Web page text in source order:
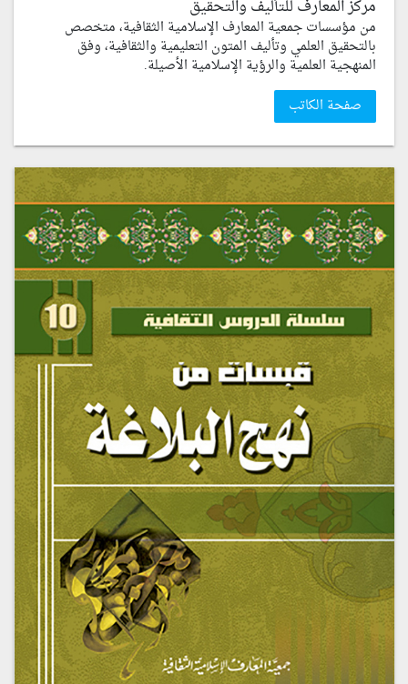
مركز المعارف للتأليف والتحقيق
من مؤسسات جمعية المعارف الإسلامية الثقافية، متخصص
بالتحقيق العلمي وتأليف المتون التعليمية والثقافية، وفق
المنهجية العلمية والرؤية الإسلامية الأصيلة.
صفحة الكاتب